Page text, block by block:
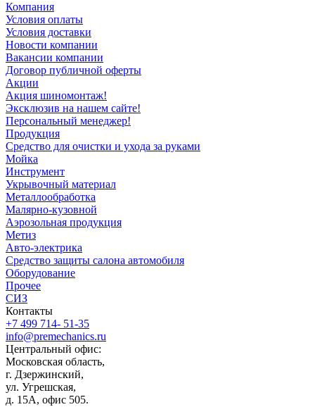
Компания
Условия оплаты
Условия доставки
Новости компании
Вакансии компании
Договор публичной оферты
Акции
Акция шиномонтаж!
Эксклюзив на нашем сайте!
Персональный менеджер!
Продукция
Средство для очистки и ухода за руками
Мойка
Инструмент
Укрывочный материал
Металлообработка
Малярно-кузовной
Аэрозольная продукция
Метиз
Авто-электрика
Средство защиты салона автомобиля
Оборудование
Прочее
СИЗ
Контакты
+7 499 714- 51-35
info@premechanics.ru
Центральный офис:
Московская область,
г. Дзержинский,
ул. Угрешская,
д. 15А, офис 505.